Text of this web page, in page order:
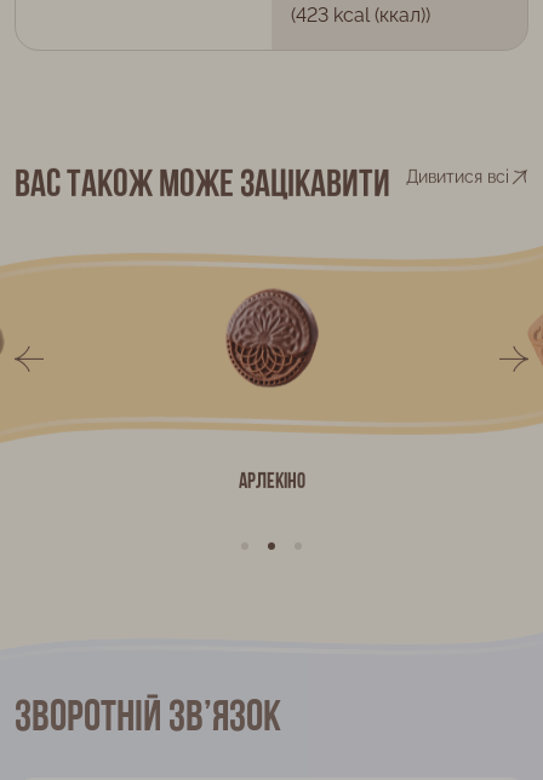
(423 kcal (ккал))
Вас також може зацікавити Дивитися всі
Арлекіно
Зворотній зв’язок